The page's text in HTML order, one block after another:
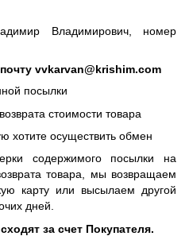
Владимирович, номер
vvkarvan@krishim.com
посылки
стоимости товара
хотите осуществить обмен
содержимого посылки на
товара, мы возвращаем
карту или высылаем другой
дней.
за счет Покупателя.